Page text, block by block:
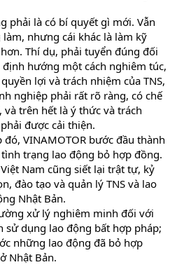
phải là có bí quyết gì mới. Vẫn
nhưng cái khác là làm kỹ
Thí dụ, phải tuyển đúng đối
hướng một cách nghiêm túc,
lợi và trách nhiệm của TNS,
nghiệp phải rất rõ ràng, có chế
trên hết là ý thức và trách
được cải thiện.
VINAMOTOR bước đầu thành
trạng lao động bỏ hợp đồng.
Nam cũng siết lại trật tự, kỷ
đào tạo và quản lý TNS và lao
Nhật Bản.
xử lý nghiêm minh đối với
sử dụng lao động bất hợp pháp;
những lao động đã bỏ hợp
Nhật Bản.